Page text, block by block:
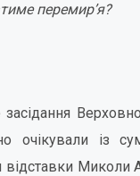
перемир’я?
очікували із
відставки Миколи